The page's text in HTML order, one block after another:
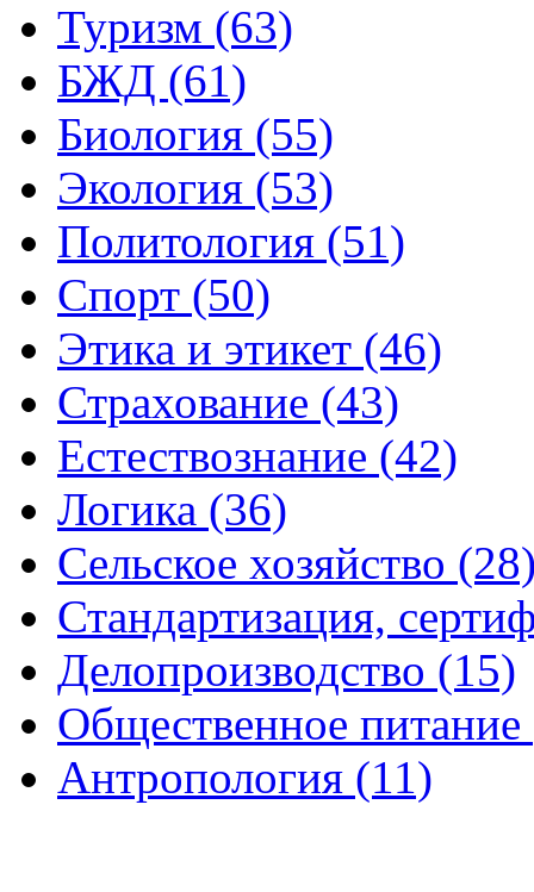
Туризм (63)
БЖД (61)
Биология (55)
Экология (53)
Политология (51)
Спорт (50)
Этика и этикет (46)
Страхование (43)
Естествознание (42)
Логика (36)
Сельское хозяйство
Стандартизация,
Делопроизводство (15)
Общественное
Антропология (11)